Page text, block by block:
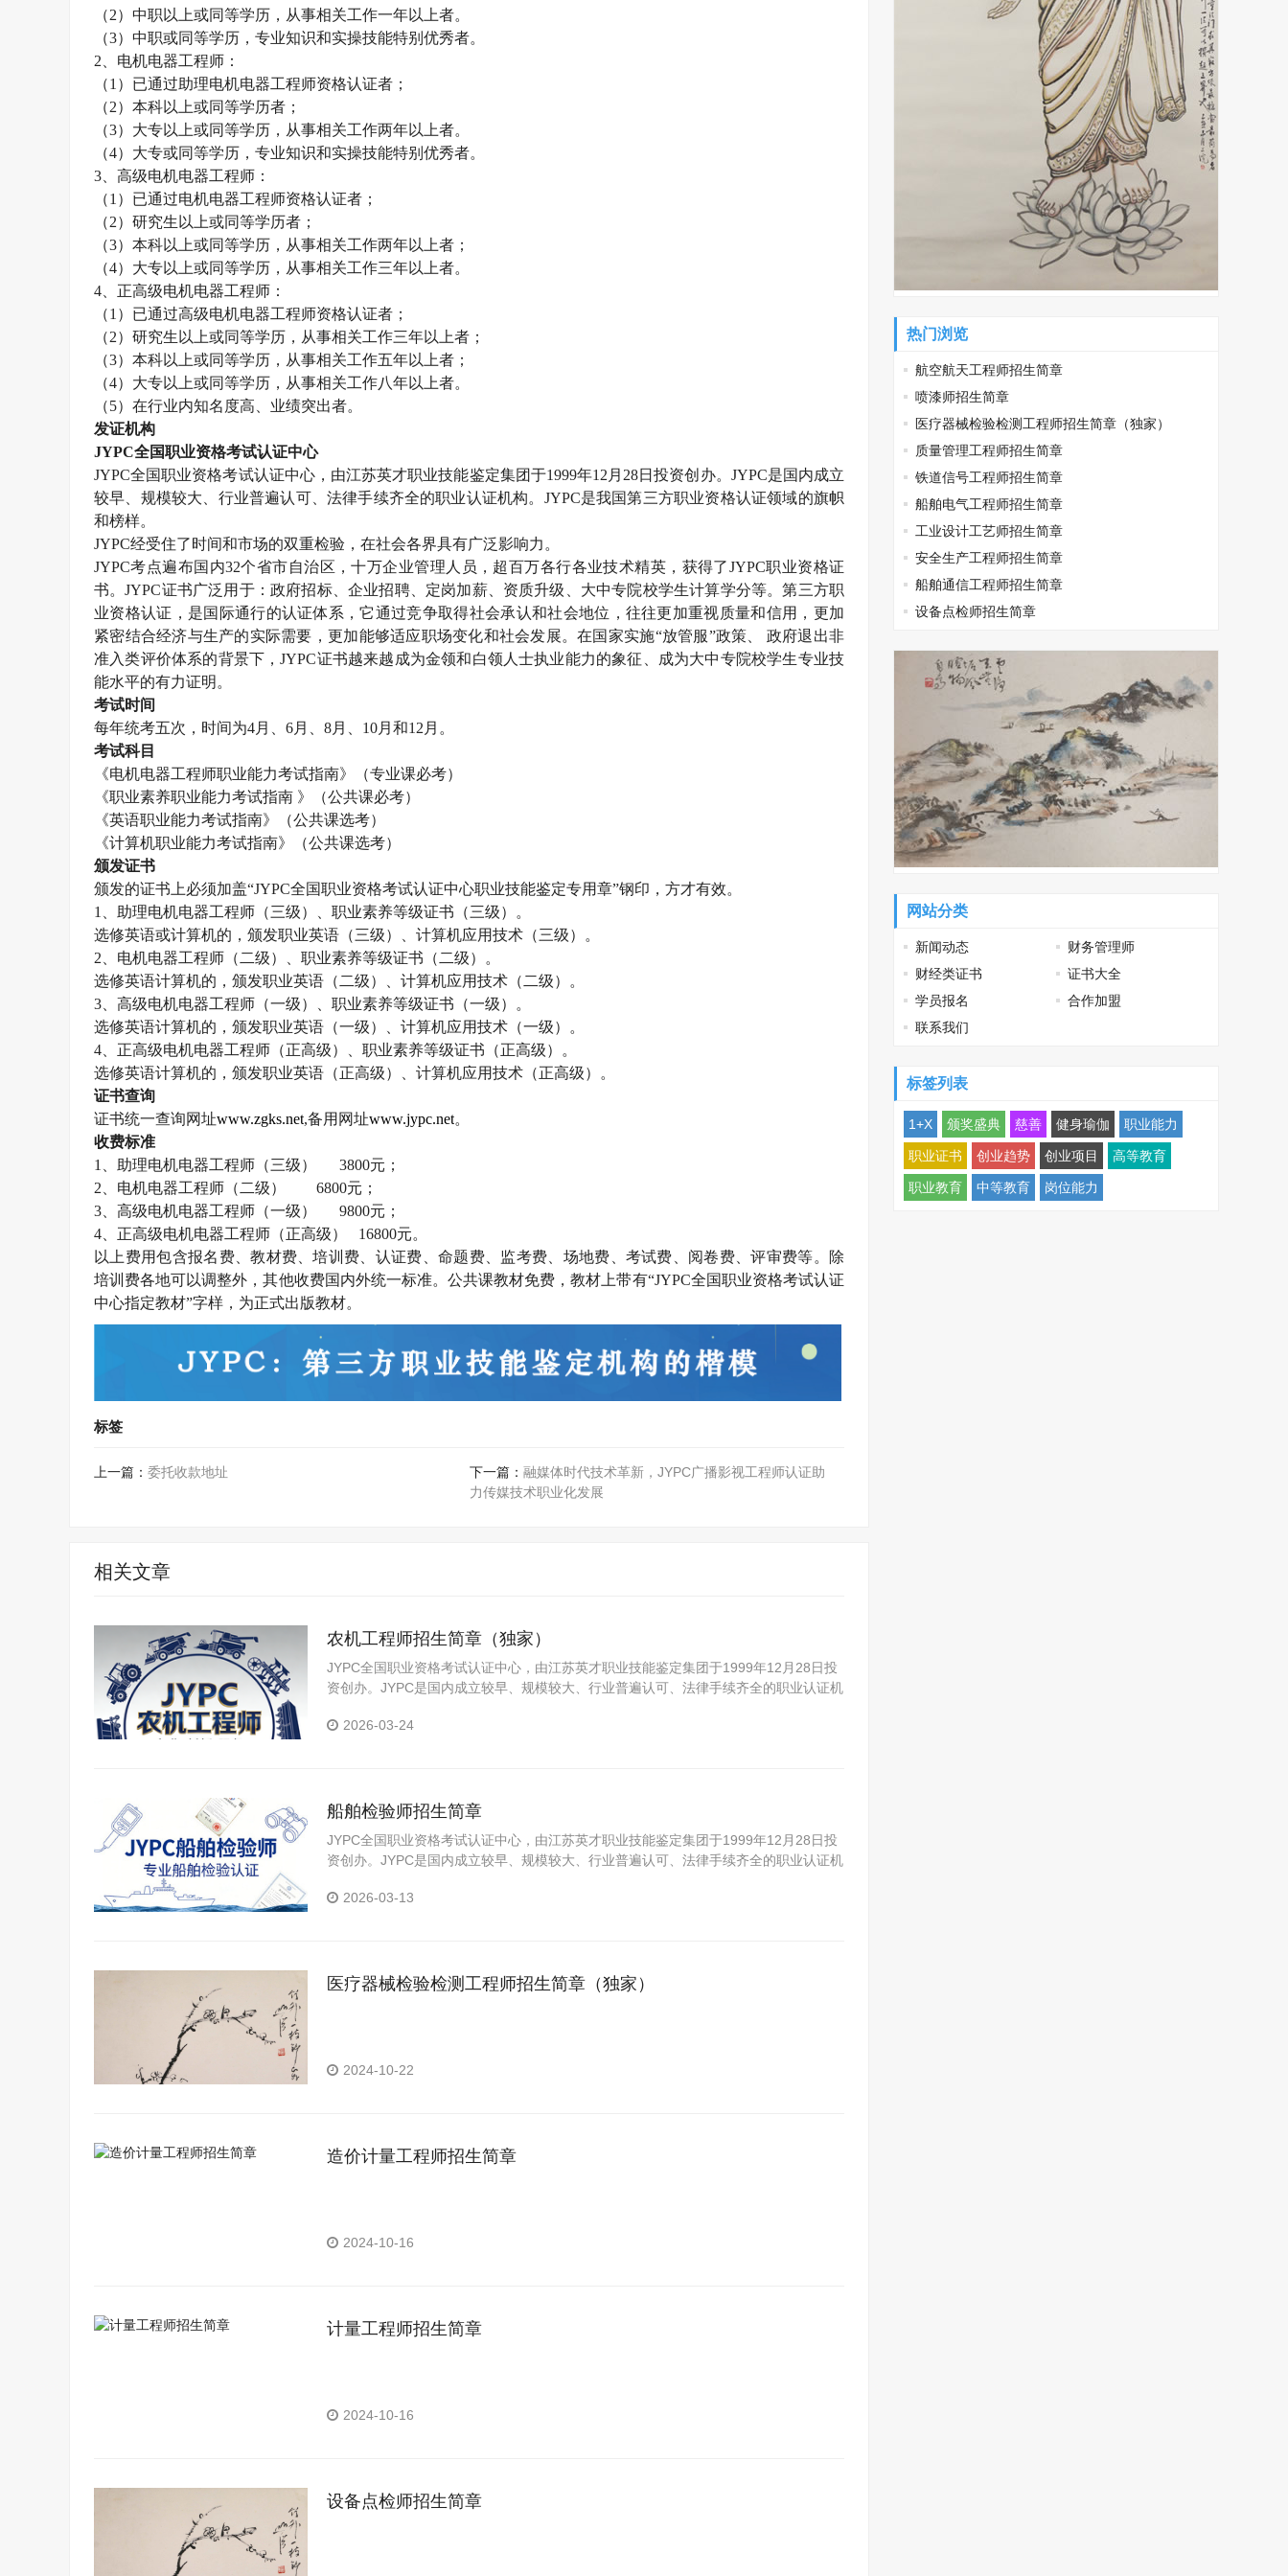
（2）中职以上或同等学历，从事相关工作一年以上者。
（3）中职或同等学历，专业知识和实操技能特别优秀者。
2 、电机电器工程师：
（1 ）已通过助理电机电器工程师资格认证者；
（2）本科以上或同等学历者；
（3）大专以上或同等学历，从事相关工作两年以上者。
（4）大专或同等学历，专业知识和实操技能特别优秀者。
3 、高级电机电器工程师：
（1 ）已通过电机电器工程师资格认证者；
（2）研究生以上或同等学历者；
（3）本科以上或同等学历，从事相关工作两年以上者；
（4）大专以上或同等学历，从事相关工作三年以上者。
4 、正高级电机电器工程师：
（1 ）已通过高级电机电器工程师资格认证者；
（2）研究生以上或同等学历，从事相关工作三年以上者；
（3）本科以上或同等学历，从事相关工作五年以上者；
（4）大专以上或同等学历，从事相关工作八年以上者。
（5）在行业内知名度高、业绩突出者。
发证机构
JYPC全国职业资格考试认证中心
JYPC全国职业资格考试认证中心，由江苏英才职业技能鉴定集团于1999年12 月 28日投资创办。 JYPC是国内成立
较早、规模较大、行业普遍认可、法律手续齐全的职业认证机构。 JYPC是我国第三方职业资格认证领域的旗帜
和榜样。
JYPC经受住了时间和市场的双重检验，在社会各界具有广泛影响力。
JYPC考点遍布国内32个省市自治区，十万企业管理人员，超百万各行各业技术精英，获得了JYPC职业资格证
书。JYPC证书广泛用于：政府招标、企业招聘、定岗加薪、资质升级、大中专院校学生计算学分等。第三方职
业资格认证，是国际通行的认证体系，它通过竞争取得社会承认和社会地位，往往更加重视质量和信用，更加
紧密结合经济与生产的实际需要，更加能够适应职场变化和社会发展。在国家实施“放管服”政策、 政府退出非
准入类评价体系的背景下，JYPC证书越来越成为金领和白领人士执业能力的象征、成为大中专院校学生专业技
能水平的有力证明。
考试时间
每年统考五次，时间为4月、 6月、 8月、 10月和12 月。
考试科目
《电机电器工程师职业能力考试指南》（专业课必考）
《职业素养职业能力考试指南 》（公共课必考）
《英语职业能力考试指南》（公共课选考）
《计算机职业能力考试指南》（公共课选考）
颁发证书
颁发的证书上必须加盖“JYPC全国职业资格考试认证中心职业技能鉴定专用章”钢印，方才有效。
1
、助理电机电器工程师（三级）、职业素养等级证书（三级）。
选修英语或计算机的，颁发职业英语（三级）、计算机应用技术（三级）。
2 、电机电器工程师（二级）、职业素养等级证书（二级）。
选修英语计算机的，颁发职业英语（二级）、计算机应用技术（二级）。
3 、高级电机电器工程师（一级）、职业素养等级证书（一级）。
选修英语计算机的，颁发职业英语（一级）、计算机应用技术（一级）。
4 、正高级电机电器工程师（正高级）、职业素养等级证书（正高级）。
选修英语计算机的，颁发职业英语（正高级）、计算机应用技术（正高级）。
证书查询
证书统一查询网址www.zgks.net,备用网址www.jypc.net。
收费标准
1
、助理电机电器工程师（三级） 3800元；
2 、电机电器工程师（二级） 6800元；
3 、高级电机电器工程师（一级） 9800元；
4 、正高级电机电器工程师（正高级） 16800元。
以上费用包含报名费、教材费、培训费、认证费、命题费、监考费、场地费、考试费、阅卷费、评审费等。除
培训费各地可以调整外，其他收费国内外统一标准。公共课教材免费，教材上带有“JYPC全国职业资格考试认证
中心指定教材”字样，为正式出版教材。
标签
上一篇： 委托收款地址 下一篇： 融媒体时代技术革新，JYPC广播影视工程师认证助
力传媒技术职业化发展
相关文章
农机工程师招生简章（独家）
JYPC全国职业资格考试认证中心，由江苏英才职业技能鉴定集团于1999年12月28日投
资创办。JYPC是国内成立较早、规模较大、行业普遍认可、法律手续齐全的职业认证机
2026-03-24
船舶检验师招生简章
JYPC全国职业资格考试认证中心，由江苏英才职业技能鉴定集团于1999年12月28日投
资创办。JYPC是国内成立较早、规模较大、行业普遍认可、法律手续齐全的职业认证机
2026-03-13
医疗器械检验检测工程师招生简章（独家）
2024-10-22
造价计量工程师招生简章
2024-10-16
计量工程师招生简章
2024-10-16
设备点检师招生简章
热门浏览
航空航天工程师招生简章
喷漆师招生简章
医疗器械检验检测工程师招生简章（独家）
质量管理工程师招生简章
铁道信号工程师招生简章
船舶电气工程师招生简章
工业设计工艺师招生简章
安全生产工程师招生简章
船舶通信工程师招生简章
设备点检师招生简章
网站分类
新闻动态
财务管理师
财经类证书
证书大全
学员报名
合作加盟
联系我们
标签列表
1+X 颁奖盛典 慈善 健身瑜伽 职业能力
职业证书 创业趋势 创业项目 高等教育
职业教育 中等教育 岗位能力